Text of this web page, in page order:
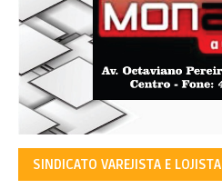
SINDICATO VAREJISTA E LOJISTA